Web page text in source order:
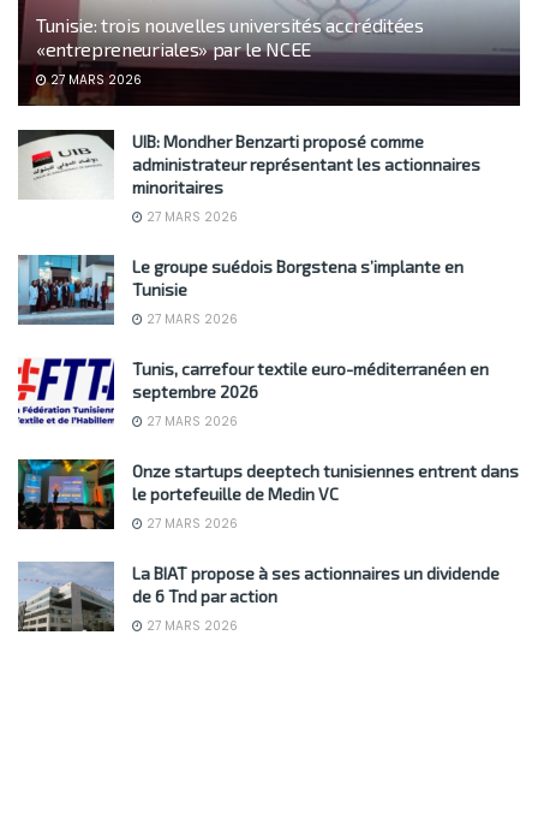
Tunisie: trois nouvelles universités accréditées
«entrepreneuriales» par le NCEE
27 MARS 2026
UIB: Mondher Benzarti proposé comme
administrateur représentant les actionnaires
minoritaires
27 MARS 2026
Le groupe suédois Borgstena s’implante en
Tunisie
27 MARS 2026
Tunis, carrefour textile euro-méditerranéen en
septembre 2026
27 MARS 2026
Onze startups deeptech tunisiennes entrent dans
le portefeuille de Medin VC
27 MARS 2026
La BIAT propose à ses actionnaires un dividende
de 6 Tnd par action
27 MARS 2026